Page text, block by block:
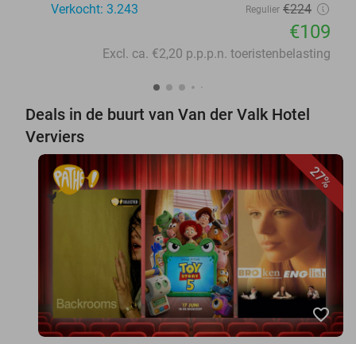
Verkocht: 3.243
Regulier €224
€109
Excl. ca. €2,20 p.p.p.n. toeristenbelasting
Deals in de buurt van Van der Valk Hotel
Verviers
27%
favorite_border